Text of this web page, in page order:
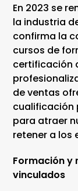
En 2023 se
la industria
confirma la
cursos de
certificación
de ventas
cualificación
para atraer
retener a los
Formación y
vinculados